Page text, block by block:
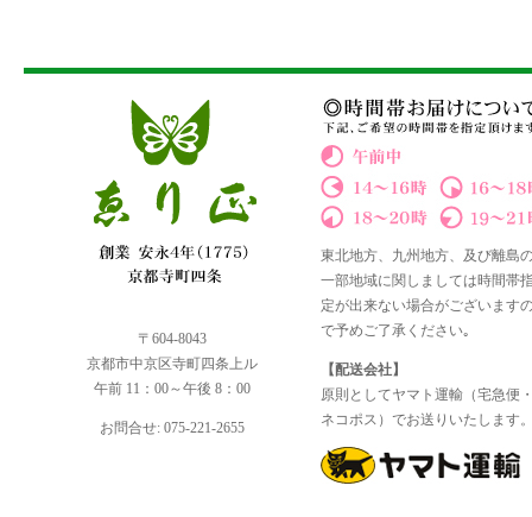
〒604-8043
京都市中京区寺町四条上ル
午前 11：00～午後 8：00
お問合せ: 075-221-2655
東北地方、九州地方、及び離島
一部地域に関しましては時間帯
定が出来ない場合がございます
で予めご了承ください｡
【配送会社】
原則としてヤマト運輸（宅急便
ネコポス）でお送りいたします